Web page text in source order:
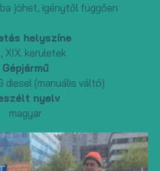
jöhet, igénytől függően
helyszíne
XIX. kerületek
Gépjármű
diesel (manuális váltó)
nyelv
magyar